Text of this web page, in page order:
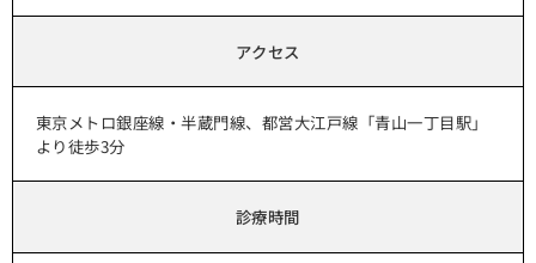
アクセス
東京メトロ銀座線・半蔵門線、都営大江戸線「青山一丁目駅」
より徒歩3分
診療時間